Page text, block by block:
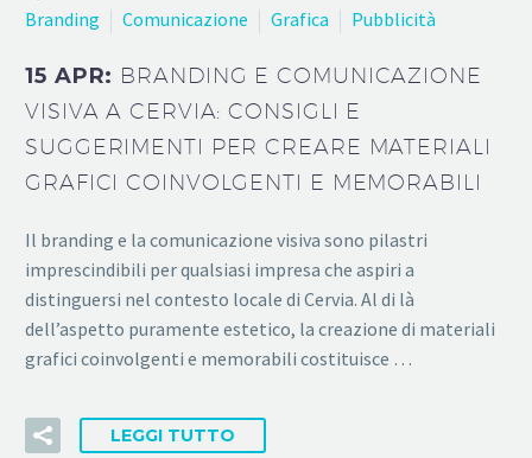
Branding
Comunicazione Grafica Pubblicità
15 APR: BRANDING E COMUNICAZIONE
VISIVA A CERVIA: CONSIGLI E
SUGGERIMENTI PER CREARE MATERIALI
GRAFICI COINVOLGENTI E MEMORABILI
Il branding e la comunicazione visiva sono pilastri
imprescindibili per qualsiasi impresa che aspiri a
distinguersi nel contesto locale di Cervia. Al di là
dell’aspetto puramente estetico, la creazione di materiali
grafici coinvolgenti e memorabili costituisce …
LEGGI TUTTO